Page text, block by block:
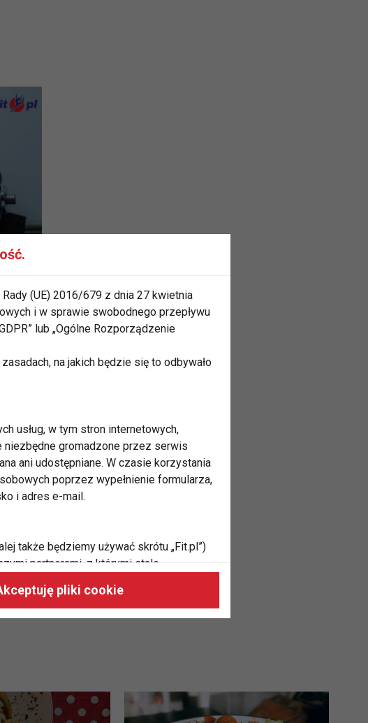
(UE) 2016/679 z dnia 27 kwietnia
i w sprawie swobodnego przepływu
lub „Ogólne Rozporządzenie
na jakich będzie się to odbywało
usług, w tym stron internetowych,
niezbędne gromadzone przez serwis
ani udostępniane. W czasie korzystania
poprzez wypełnienie formularza,
i adres e-mail.
także będziemy używać skrótu „Fit.pl”)
partnerami, z którymi stale
Twoich zainteresowań oraz do
czy nadużycia,
pliki cookie